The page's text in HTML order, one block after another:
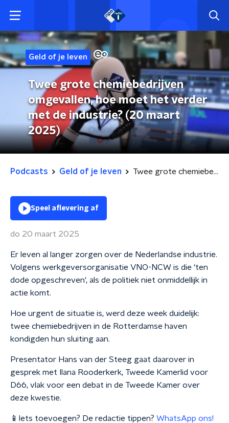
Geld of je leven
Twee grote chemiebedrijven
omgevallen, hoe moet het verder
met de industrie? (20 maart
2025)
Podcasts Geld of je leven Twee grote chemiebedrijven omgevallen, hoe moet het verder met de industrie? (20 maart 2025)
Speel aflevering af
do 20 maart 2025
Er leven al langer zorgen over de Nederlandse industrie.
Volgens werkgeversorganisatie VNO-NCW is die 'ten
dode opgeschreven', als de politiek niet onmiddellijk in
actie komt.
Hoe urgent de situatie is, werd deze week duidelijk:
twee chemiebedrijven in de Rotterdamse haven
kondigden hun sluiting aan.
Presentator Hans van der Steeg gaat daarover in
gesprek met Ilana Rooderkerk, Tweede Kamerlid voor
D66, vlak voor een debat in de Tweede Kamer over
deze kwestie.
📱Iets toevoegen? De redactie tippen? WhatsApp ons!